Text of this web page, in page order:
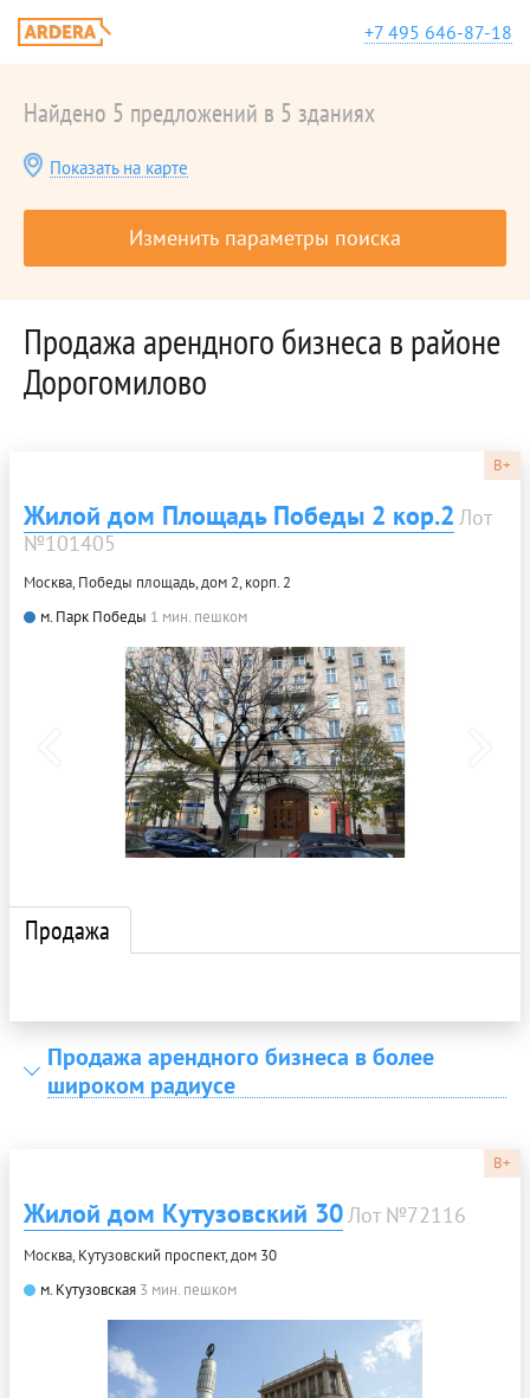
+7 495 646-87-18
Найдено 5 предложений в 5 зданиях
Показать на карте
Изменить параметры поиска
Продажа арендного бизнеса в районе
Дорогомилово
B+
Жилой дом Площадь Победы 2 кор.2 Лот
№101405
Москва, Победы площадь, дом 2, корп. 2
м. Парк Победы 1 мин. пешком
Продажа
Продажа арендного бизнеса в более
широком радиусе
B+
Жилой дом Кутузовский 30Лот №72116
Москва, Кутузовский проспект, дом 30
м. Кутузовская 3 мин. пешком